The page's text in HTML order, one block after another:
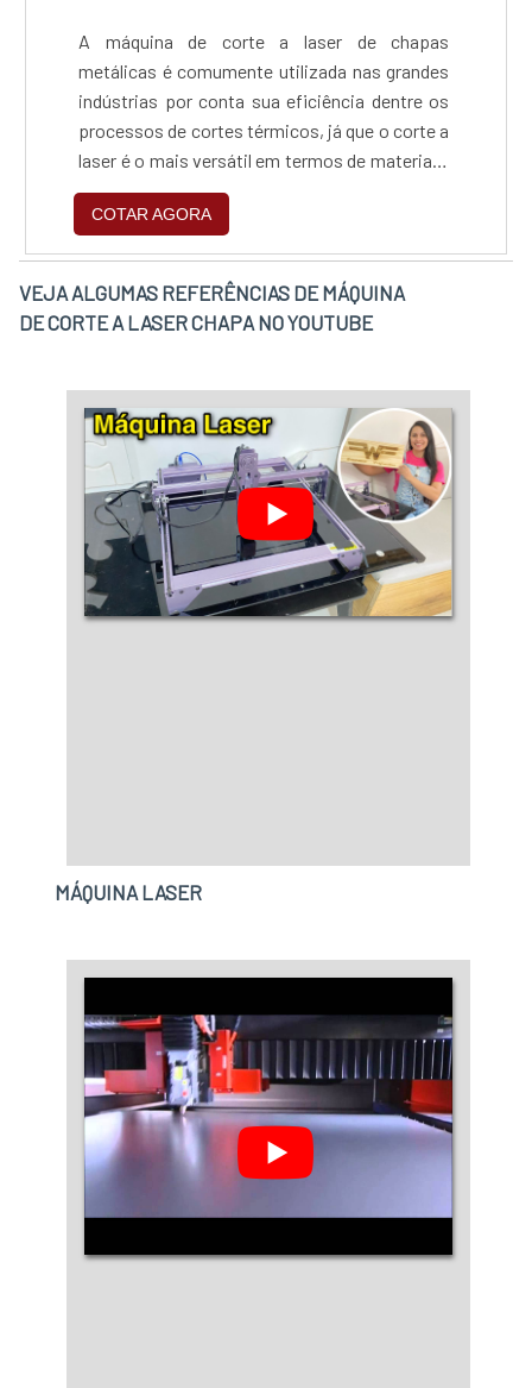
A máquina de corte a laser de chapas
metálicas é comumente utilizada nas grandes
indústrias por conta sua eficiência dentre os
processos de cortes térmicos, já que o corte a
laser é o mais versátil em termos de material e
espessura.Cuidados importantes com o
materialO laser mais indicado para esse tipo
de corte é o laser de fibra. Concebido através
de circuitos de bomba de diodo que geram
partículas sólidas de cristais capazes de
produzir um f....
COTAR AGORA
VEJA ALGUMAS REFERÊNCIAS DE MÁQUINA
DE CORTE A LASER CHAPA NO YOUTUBE
MÁQUINA LASER